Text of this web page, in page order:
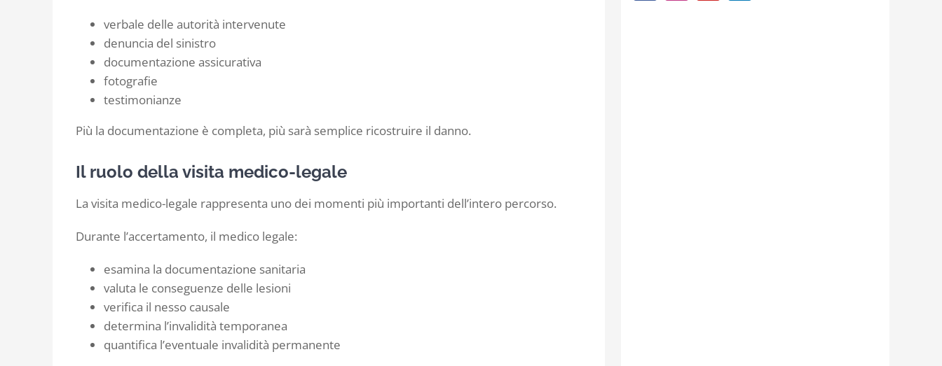
verbale delle autorità intervenute
denuncia del sinistro
documentazione assicurativa
fotografie
testimonianze
Più la documentazione è completa, più sarà semplice ricostruire il danno.
Il ruolo della visita medico-legale
La visita medico-legale rappresenta uno dei momenti più importanti dell’intero percorso.
Durante l’accertamento, il medico legale:
esamina la documentazione sanitaria
valuta le conseguenze delle lesioni
verifica il nesso causale
determina l’invalidità temporanea
quantifica l’eventuale invalidità permanente